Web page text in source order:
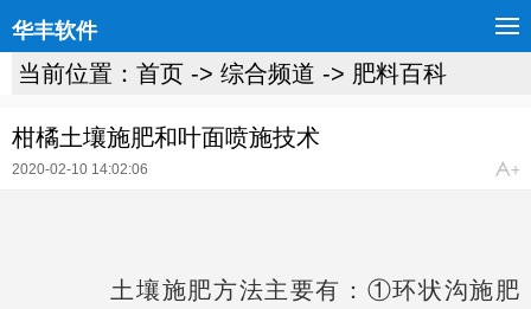
华丰软件
当前位置： 首页 -> 综合频道 -> 肥料百科
柑橘土壤施肥和叶面喷施技术
2020-02-10 14:02:06
土壤施肥方法主要有：①环状沟施肥